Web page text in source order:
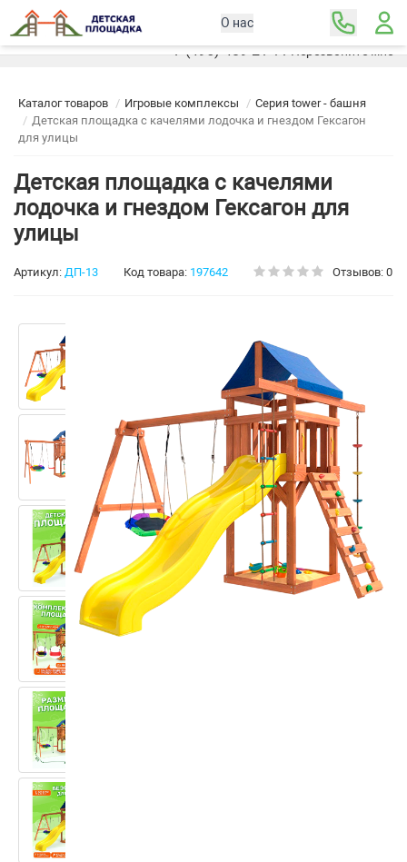
О нас
Москва
+7 (495) 489-21-11Перезвоните мне
Каталог товаров Игровые комплексы
Серия tower - башня
Детская площадка с качелями лодочка и гнездом Гексагон
для улицы
Детская площадка с качелями
лодочка и гнездом Гексагон для
улицы
Артикул: ДП-13 Код товара: 197642 Отзывов: 0